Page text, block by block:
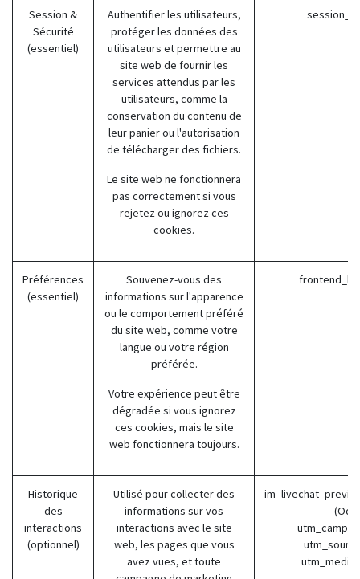
Session &
Sécurité
(essentiel)
Authentifier les utilisateurs,
protéger les données des
utilisateurs et permettre au
site web de fournir les
services attendus par les
utilisateurs, comme la
conservation du contenu de
leur panier ou l'autorisation
de télécharger des fichiers.
Le site web ne fonctionnera
pas correctement si vous
rejetez ou ignorez ces
cookies.
Préférences
(essentiel)
Souvenez-vous des
informations sur l'apparence
ou le comportement préféré
du site web, comme votre
langue ou votre région
préférée.
Votre expérience peut être
dégradée si vous ignorez
ces cookies, mais le site
web fonctionnera toujours.
Historique
des
interactions
(optionnel)
Utilisé pour collecter des
informations sur vos
interactions avec le site
web, les pages que vous
avez vues, et toute